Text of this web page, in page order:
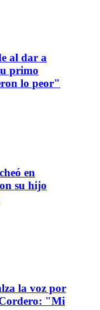
al dar a
primo
lo peor"
en
su hijo
la voz por
"Mi